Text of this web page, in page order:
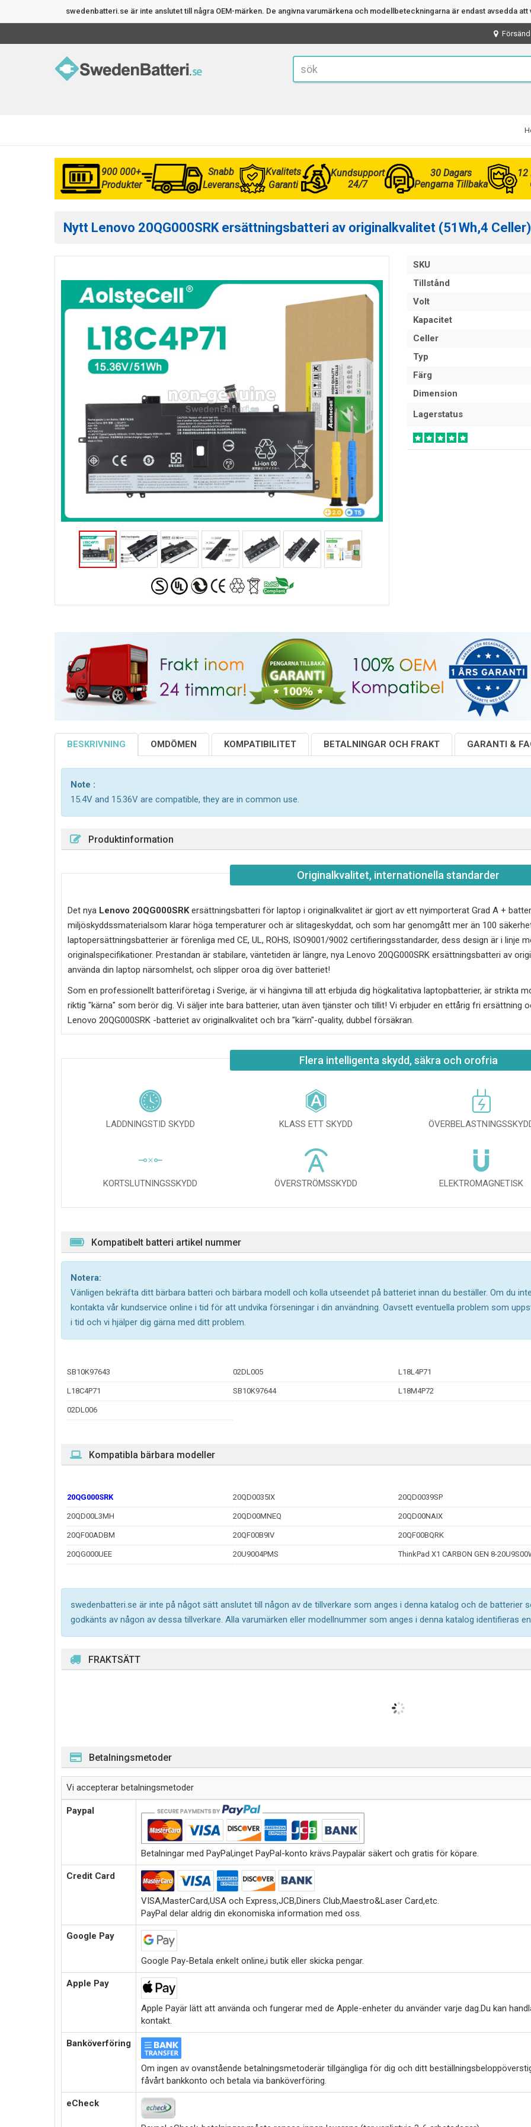
swedenbatteri.se är inte anslutet till några OEM-märken. De angivna varumärkena och modellbeteckningarna är endast avsedda
900 000+
Produkter
Snabb
Leverans
Kvalitets
Garanti
Kundsupport
24/7
30 Dagars
Pengarna Tillbaka
12
Nytt Lenovo 20QG000SRK ersättningsbatteri av originalkvalitet (51Wh,4 Celler)
SKU
Tillstånd
Volt
Kapacitet
Celler
Typ
Färg
Dimension
Lagerstatus
BESKRIVNING OMDÖMEN KOMPATIBILITET BETALNINGAR OCH FRAKT GARANTI &
Note :
15.4V and 15.36V are compatible, they are in common use.
Produktinformation
Originalkvalitet, internationella standarder
Det nya Lenovo 20QG000SRKersättningsbatteri för laptop i originalkvalitet är gjort av ett nyimporterat Grad A +
miljöskyddssmaterialsom klarar höga temperaturer och är slitageskyddat, och som har genomgått mer än 100
laptopersättningsbatterier är förenliga med CE, UL, ROHS, ISO9001/9002 certifieringsstandarder, dess design är i linje
originalspecifikationer. Prestandan är stabilare, väntetiden är längre, nya Lenovo 20QG000SRK ersättningsbatteri av
använda din laptop närsomhelst, och slipper oroa dig över batteriet!
Som en professionellt batteriföretag i Sverige, är vi hängivna till att erbjuda dig högkalitativa laptopbatterier, är strikta
riktig "kärna" som berör dig. Vi säljer inte bara batterier, utan även tjänster och tillit! Vi erbjuder en ettårig fri ersättning
Lenovo 20QG000SRK -batteriet av originalkvalitet och bra "kärn"-quality, dubbel försäkran.
Flera intelligenta skydd, säkra och orofria
LADDNINGSTID SKYDD KLASS ETT SKYDD
KORTSLUTNINGSSKYDD ÖVERSTRÖMSSKYDD ELEKTROMAGNETISK
Kompatibelt batteri artikel nummer
Notera:
Vänligen bekräfta ditt bärbara batteri och bärbara modell och kolla utseendet på batteriet innan du beställer. Om du
kontakta vår kundservice online i tid för att undvika förseningar i din användning. Oavsett eventuella problem som
i tid och vi hjälper dig gärna med ditt problem.
SB10K97643 02DL005 L18L4P71
L18C4P71 SB10K97644 L18M4P72
02DL006
Kompatibla bärbara modeller
20QG000SRK 20QD0035IX 20QD0039SP
20QD00L3MH 20QD00MNEQ 20QD00NAIX
20QF00ADBM 20QF00B9IV 20QF00BQRK
20QG000UEE 20U9004PMS ThinkPad X1 CARBON GEN 8-
swedenbatteri.se är inte på något sätt anslutet till någon av de tillverkare som anges i denna katalog och de batterier
godkänts av någon av dessa tillverkare. Alla varumärken eller modellnummer som anges i denna katalog identifieras
FRAKTSÄTT
Betalningsmetoder
Vi accepterar betalningsmetoder
Paypal
Betalningar med PayPal,inget PayPal-konto krävs.Paypalär säkert och gratis för köpare.
Credit Card
VISA,MasterCard,USA och Express,JCB,Diners Club,Maestro&Laser Card,etc.
PayPal delar aldrig din ekonomiska information med oss.
Google Pay
Google Pay-Betala enkelt online,i butik eller skicka pengar.
Apple Pay
Apple Payär lätt att använda och fungerar med de Apple-enheter du använder varje dag.Du kan
kontakt.
Banköverföring
Om ingen av ovanstående betalningsmetoderär tillgängliga för dig och ditt
fåvårt bankkonto och betala via banköverföring.
eCheck